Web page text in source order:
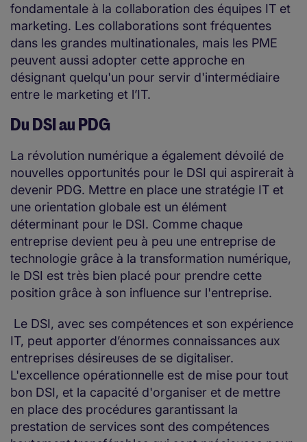
fondamentale à la collaboration des équipes IT et
marketing. Les collaborations sont fréquentes
dans les grandes multinationales, mais les PME
peuvent aussi adopter cette approche en
désignant quelqu'un pour servir d'intermédiaire
entre le marketing et l’IT.
Du DSI au PDG
La révolution numérique a également dévoilé de
nouvelles opportunités pour le DSI qui aspirerait à
devenir PDG. Mettre en place une stratégie IT et
une orientation globale est un élément
déterminant pour le DSI. Comme chaque
entreprise devient peu à peu une entreprise de
technologie grâce à la transformation numérique,
le DSI est très bien placé pour prendre cette
position grâce à son influence sur l'entreprise.
Le DSI, avec ses compétences et son expérience
IT, peut apporter d’énormes connaissances aux
entreprises désireuses de se digitaliser.
L'excellence opérationnelle est de mise pour tout
bon DSI, et la capacité d'organiser et de mettre
en place des procédures garantissant la
prestation de services sont des compétences